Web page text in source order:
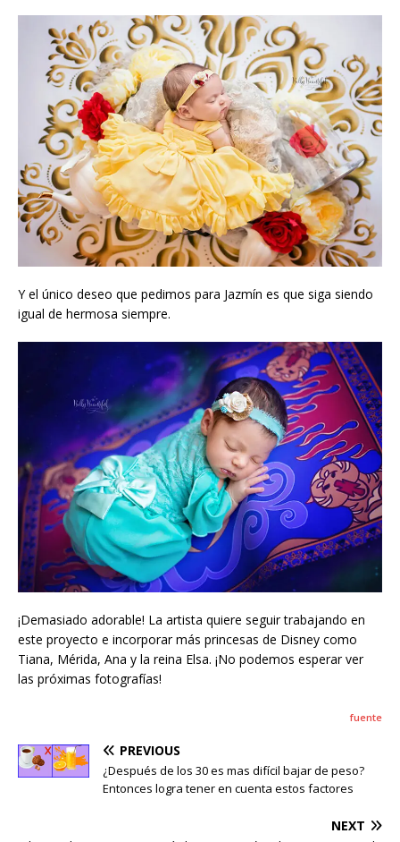
Y el único deseo que pedimos para Jazmín es que siga siendo
igual de hermosa siempre.
¡Demasiado adorable! La artista quiere seguir trabajando en
este proyecto e incorporar más princesas de Disney como
Tiana, Mérida, Ana y la reina Elsa. ¡No podemos esperar ver
las próximas fotografías!
fuente
PREVIOUS
¿Después de los 30 es mas difícil bajar de peso?
Entonces logra tener en cuenta estos factores
NEXT